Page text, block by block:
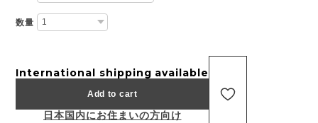
数量
International shipping available
Add to cart
日本国内にお住まいの方向け